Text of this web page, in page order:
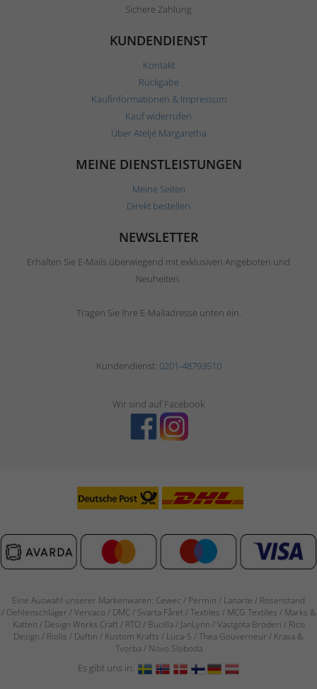
Sichere Zahlung
KUNDENDIENST
Kontakt
Rückgabe
Kaufinformationen & Impressum
Kauf widerrufen
Über Ateljé Margaretha
MEINE DIENSTLEISTUNGEN
Meine Seiten
Direkt bestellen
NEWSLETTER
Erhalten Sie E-Mails überwiegend mit exklusiven Angeboten und
Neuheiten.
Tragen Sie Ihre E-Mailadresse unten ein.
Kundendienst: 0201-48793510
Wir sind auf Facebook
Eine Auswahl unserer Markenwaren: Cewec / Permin / Lanarte / Rosenstand
/ Oehlenschläger / Vervaco / DMC / Svarta Fåret / Textiles / MCG Textiles / Marks &
Katten / Design Works Craft / RTO / Bucilla / JanLynn / Västgöta Broderi / Rico
Design / Riolis / Duftin / Kustom Krafts / Luca-S / Thea Gouverneur / Krasa &
Tvorba / Novo Sloboda
Es gibt uns in: